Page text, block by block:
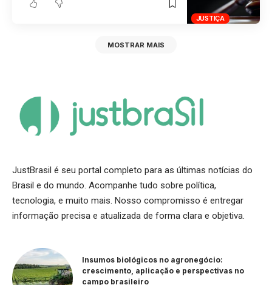
JUSTIÇA
MOSTRAR MAIS
JustBrasil é seu portal completo para as últimas notícias do
Brasil e do mundo. Acompanhe tudo sobre política,
tecnologia, e muito mais. Nosso compromisso é entregar
informação precisa e atualizada de forma clara e objetiva.
Insumos biológicos no agronegócio:
crescimento, aplicação e perspectivas no
campo brasileiro